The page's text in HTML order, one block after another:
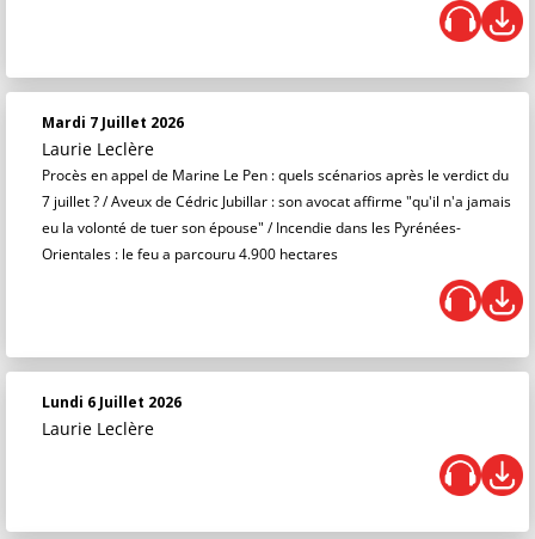
Mardi 7 Juillet 2026
Laurie Leclère
Procès en appel de Marine Le Pen : quels scénarios après le verdict du
7 juillet ? / Aveux de Cédric Jubillar : son avocat affirme "qu'il n'a jamais
eu la volonté de tuer son épouse" / Incendie dans les Pyrénées-
Orientales : le feu a parcouru 4.900 hectares
Lundi 6 Juillet 2026
Laurie Leclère